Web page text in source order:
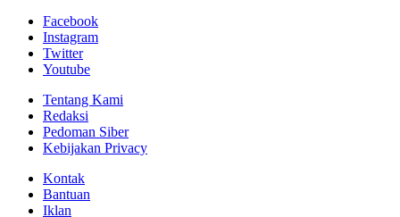
Facebook
Instagram
Twitter
Youtube
Tentang Kami
Redaksi
Pedoman Siber
Kebijakan Privacy
Kontak
Bantuan
Iklan